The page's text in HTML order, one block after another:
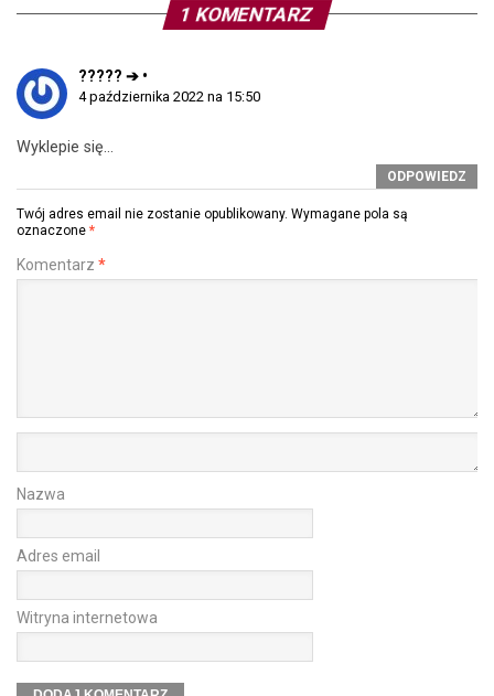
1 KOMENTARZ
????? ➔ •
4 października 2022 na 15:50
Wyklepie się…
ODPOWIEDZ
Twój adres email nie zostanie opublikowany. Wymagane pola są
oznaczone *
Komentarz *
Nazwa
Adres email
Witryna internetowa